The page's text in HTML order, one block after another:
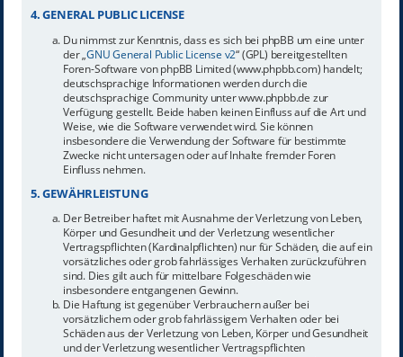
4. GENERAL PUBLIC LICENSE
Du nimmst zur Kenntnis, dass es sich bei phpBB um eine unter
der „GNU General Public License v2“ (GPL) bereitgestellten
Foren-Software von phpBB Limited (www.phpbb.com) handelt;
deutschsprachige Informationen werden durch die
deutschsprachige Community unter www.phpbb.de zur
Verfügung gestellt. Beide haben keinen Einfluss auf die Art und
Weise, wie die Software verwendet wird. Sie können
insbesondere die Verwendung der Software für bestimmte
Zwecke nicht untersagen oder auf Inhalte fremder Foren
Einfluss nehmen.
5. GEWÄHRLEISTUNG
Der Betreiber haftet mit Ausnahme der Verletzung von Leben,
Körper und Gesundheit und der Verletzung wesentlicher
Vertragspflichten (Kardinalpflichten) nur für Schäden, die auf ein
vorsätzliches oder grob fahrlässiges Verhalten zurückzuführen
sind. Dies gilt auch für mittelbare Folgeschäden wie
insbesondere entgangenen Gewinn.
Die Haftung ist gegenüber Verbrauchern außer bei
vorsätzlichem oder grob fahrlässigem Verhalten oder bei
Schäden aus der Verletzung von Leben, Körper und Gesundheit
und der Verletzung wesentlicher Vertragspflichten